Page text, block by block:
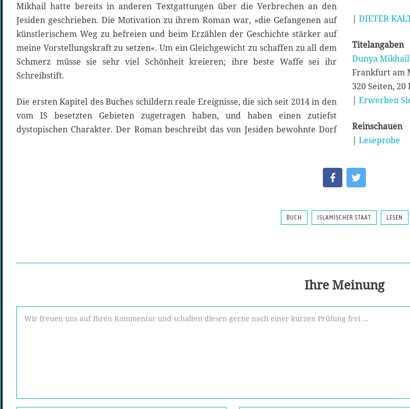
Mikhail hatte bereits in anderen Textgattungen über die Verbrechen an den
Jesiden geschrieben. Die Motivation zu ihrem Roman war, »die Gefangenen auf
künstlerischem Weg zu befreien und beim Erzählen der Geschichte stärker auf
meine Vorstellungskraft zu setzen«. Um ein Gleichgewicht zu schaffen zu all dem
Schmerz müsse sie sehr viel Schönheit kreieren; ihre beste Waffe sei ihr
Schreibstift.
Die ersten Kapitel des Buches schildern reale Ereignisse, die sich seit 2014 in den
vom IS besetzten Gebieten zugetragen haben, und haben einen zutiefst
dystopischen Charakter. Der Roman beschreibt das von Jesiden bewohnte Dorf
| DIETER
Titelangaben
Dunya
Frankfurt am
320 Seiten, 20
| Erwerben
Reinschauen
| Leseprobe
BUCH ISLAMISCHER STAAT LESEN
Ihre Meinung